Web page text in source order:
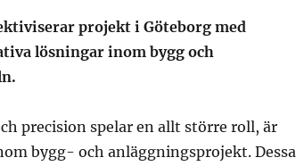
projekt i Göteborg med
lösningar inom bygg och
precision spelar en allt större roll, är
bygg- och anläggningsprojekt. Dessa